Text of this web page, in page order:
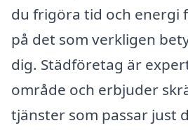
du frigöra tid och energi
på det som verkligen
dig. Städföretag är
område och erbjuder
tjänster som passar just